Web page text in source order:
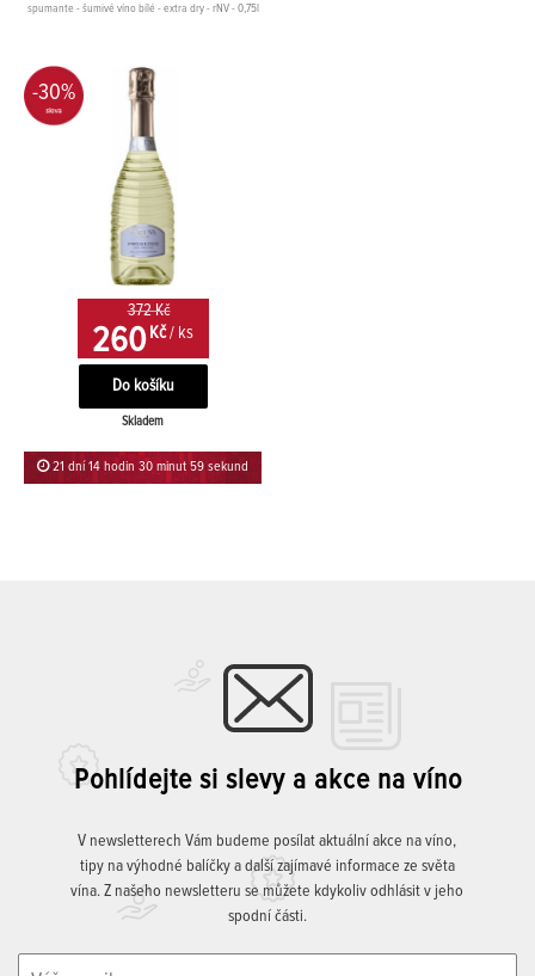
spumante - šumivé víno bílé - extra dry - rNV - 0,75l
-30%
372 Kč
260Kč / ks
Skladem
21 dní 14 hodin 30 minut 59 sekund
Pohlídejte si slevy a akce na víno
V newsletterech Vám budeme posílat aktuální akce na víno,
tipy na výhodné balíčky a další zajímavé informace ze světa
vína. Z našeho newsletteru se můžete kdykoliv odhlásit v jeho
spodní části.